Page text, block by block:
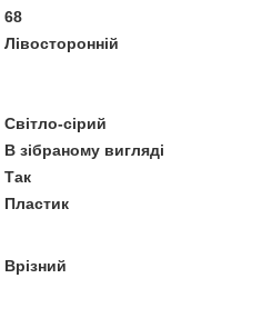
68
Лівосторонній
Світло-сірий
В зібраному вигляді
Так
Пластик
Врізний